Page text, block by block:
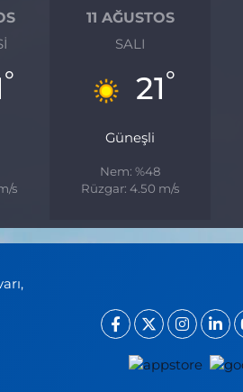
°
s
11 AĞUSTOS
SALI
21°
Güneşli
Nem: %48
Rüzgar: 4.50 m/s